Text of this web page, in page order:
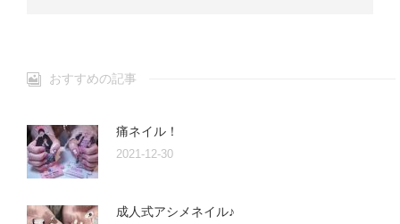
おすすめの記事
痛ネイル！
2021-12-30
成人式アシメネイル♪